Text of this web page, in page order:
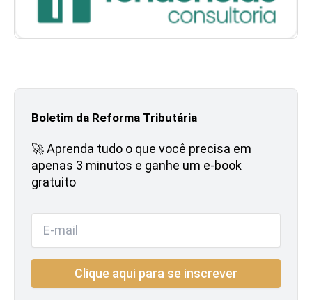
Boletim da Reforma Tributária
🚀 Aprenda tudo o que você precisa em
apenas 3 minutos e ganhe um e-book
gratuito